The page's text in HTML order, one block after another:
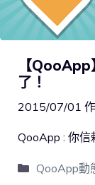
【
了！
2015/07/01
QooApp : 你信
QooApp動